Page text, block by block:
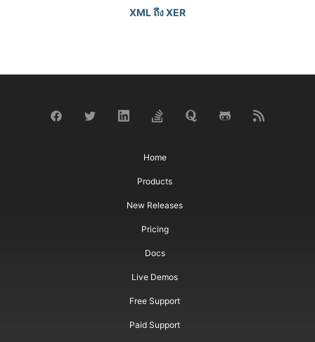
XML ถึง XER
Home
Products
New Releases
Pricing
Docs
Live Demos
Free Support
Paid Support